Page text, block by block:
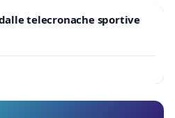
telecronache sportive